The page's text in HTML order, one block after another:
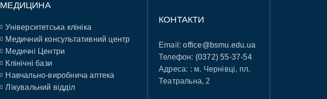
МЕДИЦИНА
Університетська клініка
Медичний консультативний центр
Медичні Центри
Клінічні бази
Навчально-виробнича аптека
Лікувальний відділ
КОНТАКТИ
Email:office@bsmu.edu.ua
Телефон: (0372) 55-37-54
Адреса: : м. Чернівці, пл.
Театральна, 2